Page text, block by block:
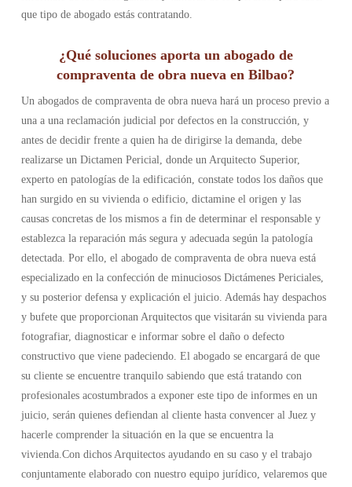
que tipo de abogado estás contratando.
¿Qué soluciones aporta un abogado de
compraventa de obra nueva en Bilbao?
Un abogados de compraventa de obra nueva hará un proceso previo a
una a una reclamación judicial por defectos en la construcción, y
antes de decidir frente a quien ha de dirigirse la demanda, debe
realizarse un Dictamen Pericial, donde un Arquitecto Superior,
experto en patologías de la edificación, constate todos los daños que
han surgido en su vivienda o edificio, dictamine el origen y las
causas concretas de los mismos a fin de determinar el responsable y
establezca la reparación más segura y adecuada según la patología
detectada. Por ello, el abogado de compraventa de obra nueva está
especializado en la confección de minuciosos Dictámenes Periciales,
y su posterior defensa y explicación el juicio. Además hay despachos
y bufete que proporcionan Arquitectos que visitarán su vivienda para
fotografiar, diagnosticar e informar sobre el daño o defecto
constructivo que viene padeciendo. El abogado se encargará de que
su cliente se encuentre tranquilo sabiendo que está tratando con
profesionales acostumbrados a exponer este tipo de informes en un
juicio, serán quienes defiendan al cliente hasta convencer al Juez y
hacerle comprender la situación en la que se encuentra la
vivienda.Con dichos Arquitectos ayudando en su caso y el trabajo
conjuntamente elaborado con nuestro equipo jurídico, velaremos que